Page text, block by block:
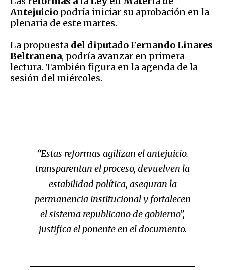
Antejuicio podría iniciar su aprobación en la
plenaria de este martes.
La propuesta del diputado Fernando Linares
Beltranena, podría avanzar en primera
lectura. También figura en la agenda de la
sesión del miércoles.
“Estas reformas agilizan el antejuicio.
transparentan el proceso, devuelven la
estabilidad política, aseguran la
permanencia institucional y fortalecen
el sistema republicano de gobierno”,
justifica el ponente en el documento.